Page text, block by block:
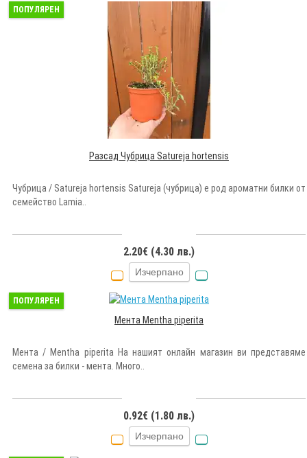
ПОПУЛЯРЕН
Разсад Чубрица Satureja hortensis
Чубрица / Satureja hortensis Satureja (чубрица) е род ароматни билки от
семейство Lamia..
2.20€ (4.30 лв.)
Изчерпано
ПОПУЛЯРЕН
Мента Mentha piperita
Мента / Mentha piperita На нашият онлайн магазин ви представяме
семена за билки - мента. Много..
0.92€ (1.80 лв.)
Изчерпано